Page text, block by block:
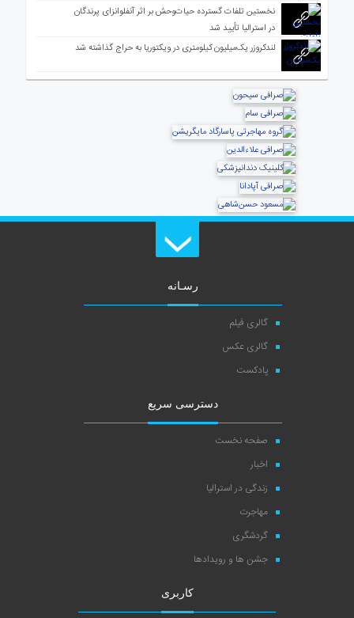
نخستین تلفات گسترده حیات‌وحش بر اثر آنفلوانزای پرندگان
در استرالیا تأیید شد
لندکروزر یک‌میلیون کیلومتری در ویکتوریا به حراج گذاشته شد
رسـانه
گالری فیلم
گالری عکس
پادکست
دسترسی سریع
صفحه نخست
اخبار
زندگی در استرالیا
مهاجرت
گردشگری
جشن ها و رویدادها
کاربری